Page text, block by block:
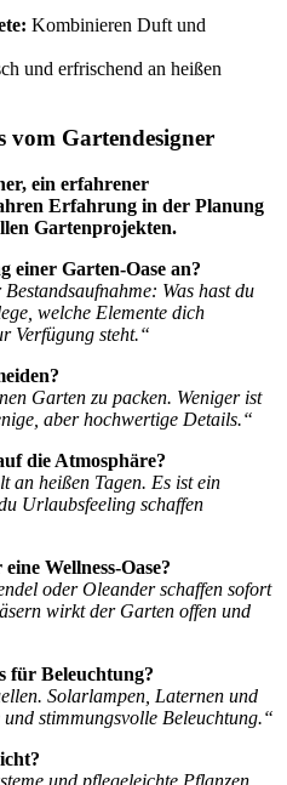
Kombinieren Duft und
und erfrischend an heißen
Gartendesigner
ein erfahrener
Erfahrung in der Planung
Gartenprojekten.
einer Garten-Oase an?
Was hast du
welche Elemente dich
Verfügung steht.“
Garten zu packen. Weniger ist
aber hochwertige Details.“
die Atmosphäre?
an heißen Tagen. Es ist ein
Urlaubsfeeling schaffen
Wellness-Oase?
oder Oleander schaffen sofort
wirkt der Garten offen und
für Beleuchtung?
Solarlampen, Laternen und
stimmungsvolle Beleuchtung.“